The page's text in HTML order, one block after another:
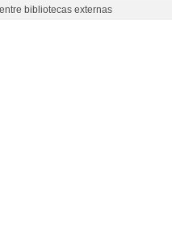
bibliotecas externas